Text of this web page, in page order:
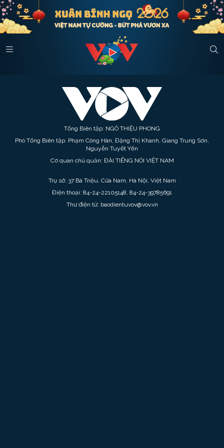
Tổng Biên tập: NGÔ THIỆU PHONG
Phó Tổng Biên tập: Phạm Công Hân, Đặng Thị Khanh, Giang Trung Sơn,
Nguyễn Tuyết Yến
Cơ quan chủ quản: ĐÀI TIẾNG NÓI VIỆT NAM
Trụ sở: 37 Bà Triệu, Cửa Nam, Hà Nội, Việt Nam
Điện thoại: 84-24-22105148, 84-24-39785691
Thư điện tử: baodientuvov@vov.vn